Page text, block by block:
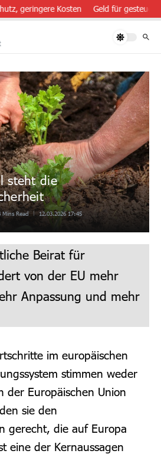
geringere Kosten Geld für
steht die
Mins Read 12.03.202617:45
Beirat für
von der EU mehr
Anpassung und mehr
im europäischen
stimmen weder
der Europäischen Union
sie den
gerecht, die auf Europa
eine der Kernaussagen